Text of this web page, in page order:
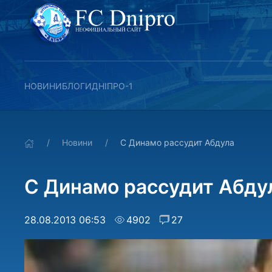
НОВИНИБЛОГИДНІПРО-1
Новини С Динамо рассудит Абдула
С Динамо рассудит
28.08.2013 06:53 4902 27